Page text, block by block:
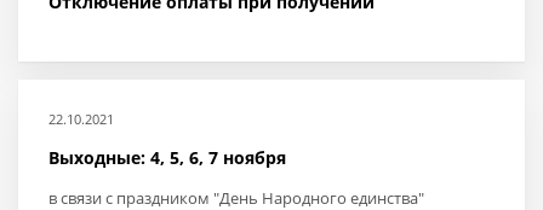
22.10.2021
Выходные: 4, 5, 6, 7 ноября
в связи с праздником "День Народного единства"